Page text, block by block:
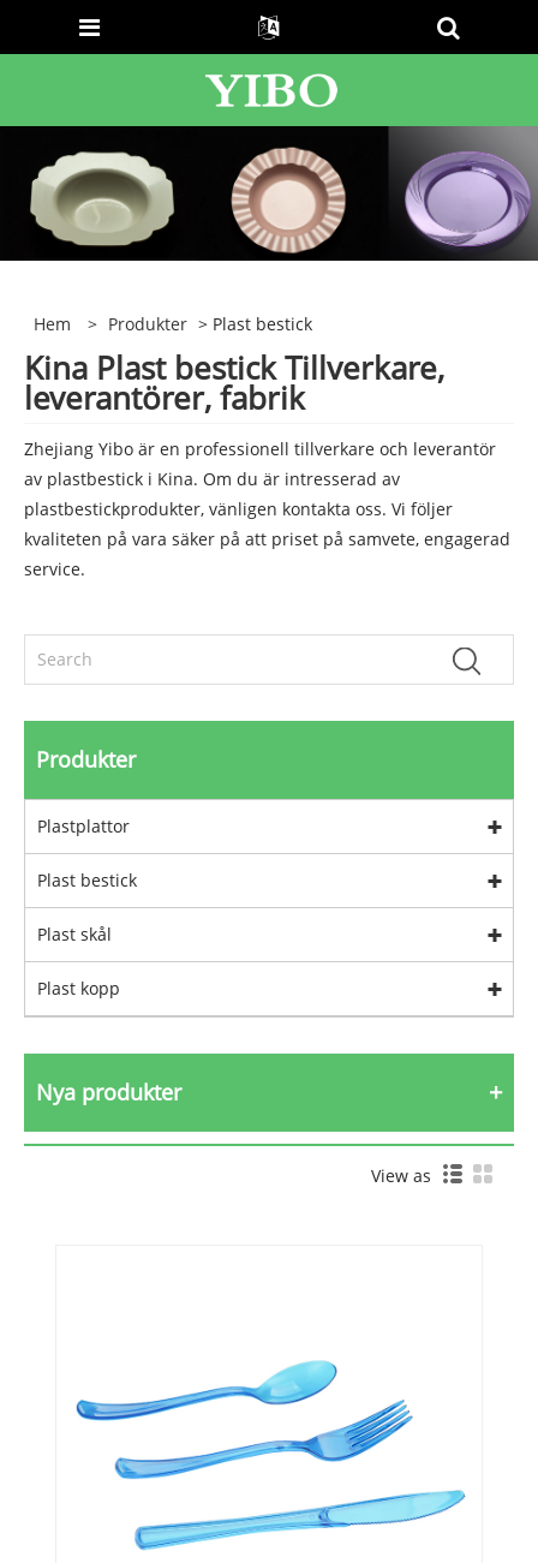
Hem > Produkter > Plast bestick
Kina Plast bestick Tillverkare,
leverantörer, fabrik
Zhejiang Yibo är en professionell tillverkare och leverantör
av plastbestick i Kina. Om du är intresserad av
plastbestickprodukter, vänligen kontakta oss. Vi följer
kvaliteten på vara säker på att priset på samvete, engagerad
service.
Produkter
Plastplattor
Plast bestick
Plast skål
Plast kopp
Nya produkter
View as